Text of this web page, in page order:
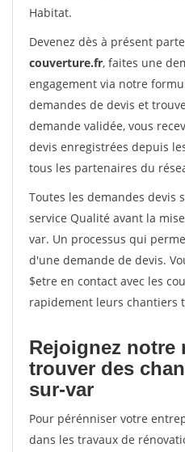
Habitat.
Devenez dès à présent
couverture.fr, faites une
engagement via notre
demandes de devis et
demande validée, vous
devis enregistrées depuis
tous les partenaires du
Toutes les demandes devis
service Qualité avant la
var. Un processus qui
d'une demande de devis.
$etre en contact avec les
rapidement leurs chantiers
Rejoignez notre
trouver des
sur-var
Pour pérénniser votre
dans les travaux de